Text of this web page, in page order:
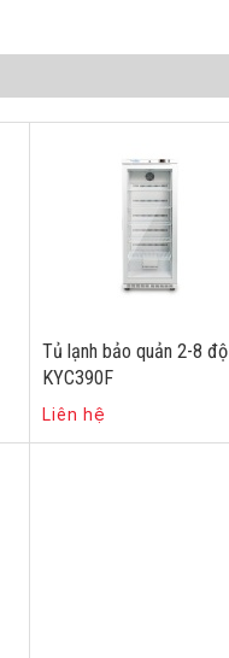
Tủ lạnh bảo quản 2-8 độ
KYC390F
Liên hệ